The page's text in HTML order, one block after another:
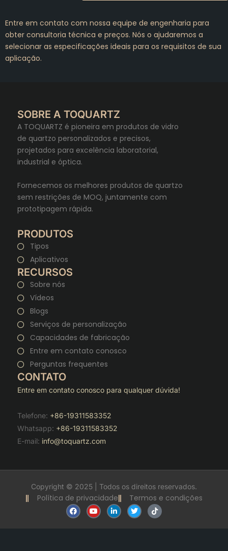
Entre em contato com nossa equipe de engenharia para
obter consultoria técnica e preços. Nós o ajudaremos a
selecionar as especificações ideais para os requisitos de sua
aplicação.
SOBRE A TOQUARTZ
A TOQUARTZ é pioneira em produtos de vidro
de quartzo personalizados e precisos,
projetados para excelência laboratorial,
industrial e óptica.
Fornecemos os melhores produtos de quartzo
sem restrições de MOQ, juntamente com
prototipagem rápida.
PRODUTOS
Tipos
Aplicativos
RECURSOS
Sobre nós
Vídeos
Blogs
Serviços de personalização
Capacidades de fabricação
Entre em contato conosco
Perguntas frequentes
CONTATO
Entre em contato conosco para qualquer dúvida!
Telefone: +86-19311583352
Whatsapp: +86-19311583352
E-mail: info@toquartz.com
Copyright © 2025 | Todos os direitos reservados.
Política de privacidade
Termos e condições
F
a
c
Y
o
u
L
i
n
T
w
i
T
i
k